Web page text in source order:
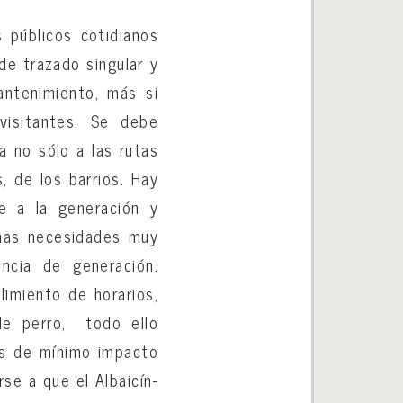
cotidianos
trazado singular y
más si
Se debe
no sólo a las rutas
de los barrios. Hay
a la generación y
necesidades muy
de generación.
de horarios,
perro, todo ello
de mínimo impacto
a que el Albaicín-